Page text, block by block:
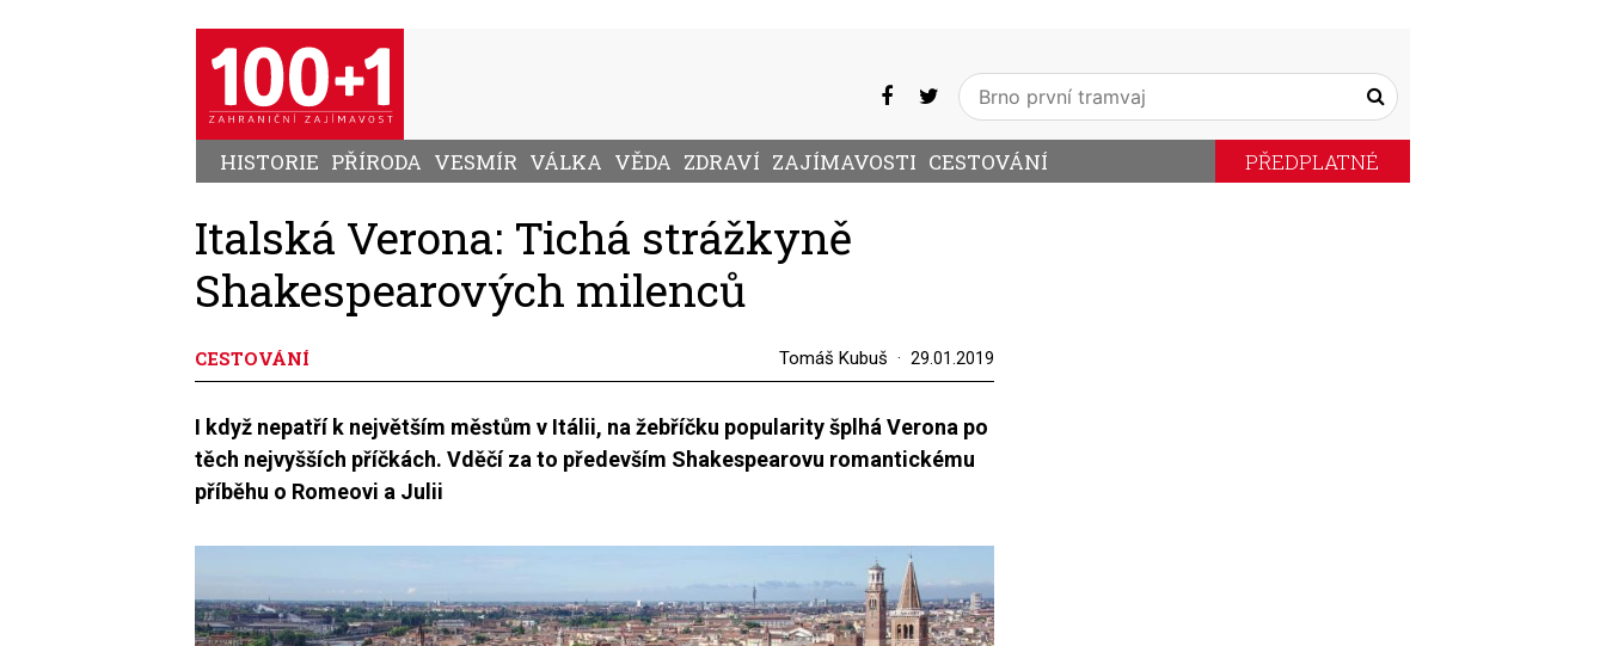
HISTORIE PŘÍRODA VESMÍR VÁLKA VĚDA ZDRAVÍ ZAJÍMAVOSTI CESTOVÁNÍ PŘEDPLATNÉ
Italská Verona: Tichá strážkyně
Shakespearových milenců
CESTOVÁNÍ Tomáš Kubuš 29.01.2019
I když nepatří k největším městům v Itálii, na žebříčku popularity šplhá Verona po
těch nejvyšších příčkách. Vděčí za to především Shakespearovu romantickému
příběhu o Romeovi a Julii